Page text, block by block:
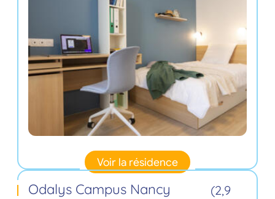
Voir la résidence
Odalys Campus Nancy
(2,9